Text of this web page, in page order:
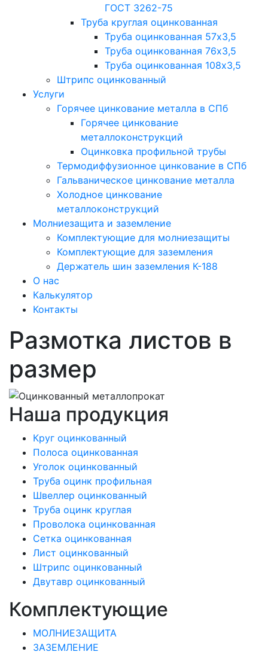
ГОСТ 3262-75
Труба круглая оцинкованная
Труба оцинкованная 57х3,5
Труба оцинкованная 76х3,5
Труба оцинкованная 108х3,5
Штрипс оцинкованный
Услуги
Горячее цинкование металла в СПб
Горячее цинкование
металлоконструкций
Оцинковка профильной трубы
Термодиффузионное цинкование в СПб
Гальваническое цинкование металла
Холодное цинкование
металлоконструкций
Молниезащита и заземление
Комплектующие для молниезащиты
Комплектующие для заземления
Держатель шин заземления К-188
О нас
Калькулятор
Контакты
Размотка листов в
размер
Наша продукция
Круг оцинкованный
Полоса оцинкованная
Уголок оцинкованный
Труба оцинк профильная
Швеллер оцинкованный
Труба оцинк круглая
Проволока оцинкованная
Сетка оцинкованная
Лист оцинкованный
Штрипс оцинкованный
Двутавр оцинкованный
Комплектующие
МОЛНИЕЗАЩИТА
ЗАЗЕМЛЕНИЕ